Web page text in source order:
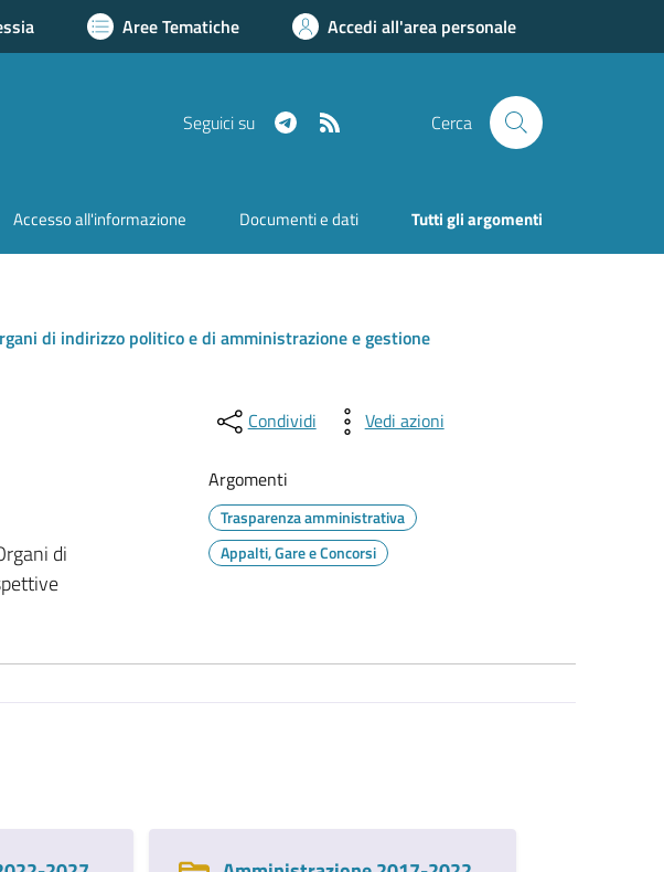
Aree Tematiche Accedi all'area personale
Seguici su Telegram Cerca
Accesso all'informazione Documenti e dati Tutti gli argomenti
di indirizzo politico e di amministrazione e gestione
di
Condividi Vedi azioni
Argomenti
Trasparenza amministrativa
Appalti, Gare e Concorsi